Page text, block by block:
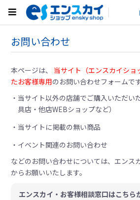
お問い合わせ
本ページは、 当サイト（エンスカイショ
たお客様専用のお問い合わせフォームです
当サイト以外の店舗でご購入いただい
具店・他店WEBショップなど）
当サイトに掲載の無い商品
イベント関連のお問い合わせ
などのお問い合わせについては、エンス
からお願いいたします。
エンスカイ・お客様相談窓口はこちら